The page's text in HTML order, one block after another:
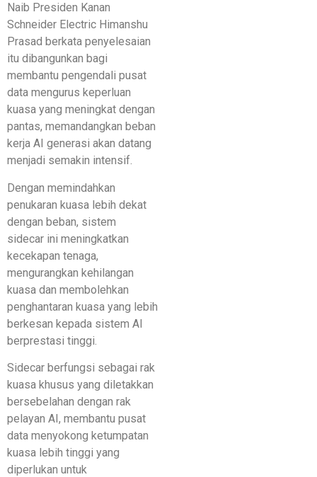
Naib Presiden Kanan
Schneider Electric Himanshu
Prasad berkata penyelesaian
itu dibangunkan bagi
membantu pengendali pusat
data mengurus keperluan
kuasa yang meningkat dengan
pantas, memandangkan beban
kerja AI generasi akan datang
menjadi semakin intensif.
Dengan memindahkan
penukaran kuasa lebih dekat
dengan beban, sistem
sidecar ini meningkatkan
kecekapan tenaga,
mengurangkan kehilangan
kuasa dan membolehkan
penghantaran kuasa yang lebih
berkesan kepada sistem AI
berprestasi tinggi.
Sidecar berfungsi sebagai rak
kuasa khusus yang diletakkan
bersebelahan dengan rak
pelayan AI, membantu pusat
data menyokong ketumpatan
kuasa lebih tinggi yang
diperlukan untuk